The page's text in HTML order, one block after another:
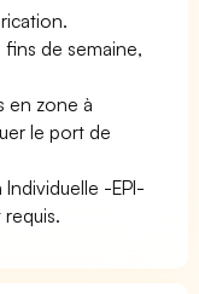
de semaine,
en zone à
le port de
-EPI-